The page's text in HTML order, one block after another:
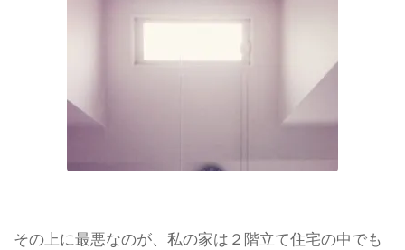
その上に最悪なのが、私の家は２階立て住宅の中でも